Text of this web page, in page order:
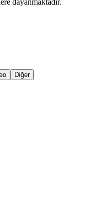
dayanmaktadır.
Diğer